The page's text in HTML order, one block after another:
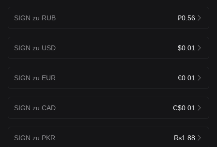
SIGN zu RUB ₽0.56
SIGN zu USD $0.01
SIGN zu EUR €0.01
SIGN zu CAD C$0.01
SIGN zu PKR ₨1.88